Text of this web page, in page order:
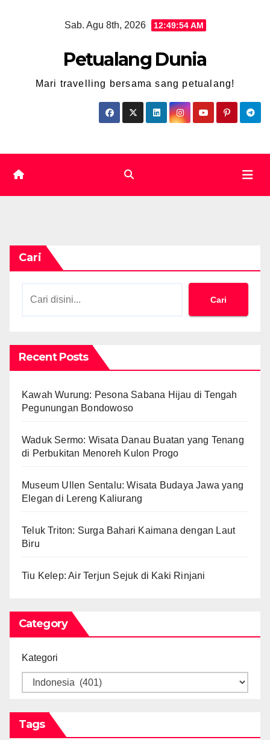
Sab. Agu 8th, 2026 12:49:55 AM
Petualang Dunia
Mari travelling bersama sang petualang!
Cari
Cari
Recent Posts
Kawah Wurung: Pesona Sabana Hijau di Tengah
Pegunungan Bondowoso
Waduk Sermo: Wisata Danau Buatan yang Tenang
di Perbukitan Menoreh Kulon Progo
Museum Ullen Sentalu: Wisata Budaya Jawa yang
Elegan di Lereng Kaliurang
Teluk Triton: Surga Bahari Kaimana dengan Laut
Biru
Tiu Kelep: Air Terjun Sejuk di Kaki Rinjani
Category
Kategori
Tags